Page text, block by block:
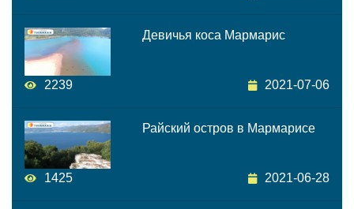
Девичья коса Мармарис
2239 2021-07-06
Райский остров в Мармарисе
1425 2021-06-28